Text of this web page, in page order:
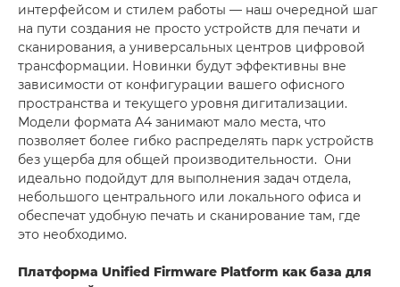
интерфейсом и стилем работы — наш очередной шаг
на пути создания не просто устройств для печати и
сканирования, а универсальных центров цифровой
трансформации. Новинки будут эффективны вне
зависимости от конфигурации вашего офисного
пространства и текущего уровня дигитализации.
Модели формата A4 занимают мало места, что
позволяет более гибко распределять парк устройств
без ущерба для общей производительности. Они
идеально подойдут для выполнения задач отдела,
небольшого центрального или локального офиса и
обеспечат удобную печать и сканирование там, где
это необходимо.
Платформа Unified Firmware Platform как база для